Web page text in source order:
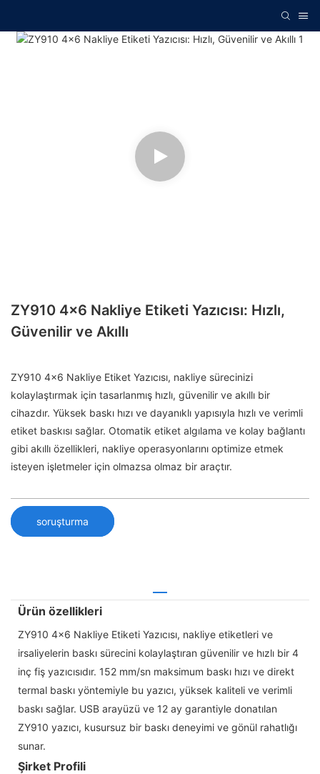
ZY910 4x6 Nakliye Etiketi Yazıcısı: Hızlı,
Güvenilir ve Akıllı
ZY910 4x6 Nakliye Etiket Yazıcısı, nakliye sürecinizi
kolaylaştırmak için tasarlanmış hızlı, güvenilir ve akıllı bir
cihazdır. Yüksek baskı hızı ve dayanıklı yapısıyla hızlı ve verimli
etiket baskısı sağlar. Otomatik etiket algılama ve kolay bağlantı
gibi akıllı özellikleri, nakliye operasyonlarını optimize etmek
isteyen işletmeler için olmazsa olmaz bir araçtır.
soruşturma
Ürün özellikleri
ZY910 4x6 Nakliye Etiketi Yazıcısı, nakliye etiketleri ve
irsaliyelerin baskı sürecini kolaylaştıran güvenilir ve hızlı bir 4
inç fiş yazıcısıdır. 152 mm/sn maksimum baskı hızı ve direkt
termal baskı yöntemiyle bu yazıcı, yüksek kaliteli ve verimli
baskı sağlar. USB arayüzü ve 12 ay garantiyle donatılan
ZY910 yazıcı, kusursuz bir baskı deneyimi ve gönül rahatlığı
sunar.
Şirket Profili